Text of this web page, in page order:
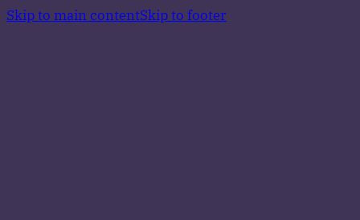
Skip to main contentSkip to footer